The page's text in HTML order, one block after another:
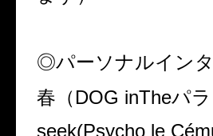
◎パーソナルイン
春（DOG inTheパ
seek(Psycho le